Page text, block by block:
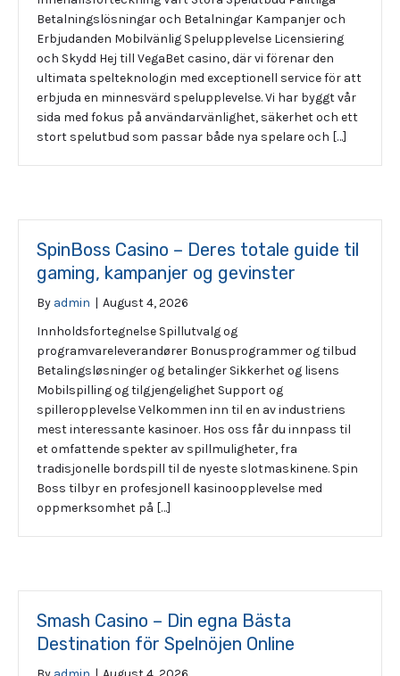
Betalningslösningar och Betalningar Kampanjer och
Erbjudanden Mobilvänlig Spelupplevelse Licensiering
och Skydd Hej till VegaBet casino, där vi förenar den
ultimata spelteknologin med exceptionell service för att
erbjuda en minnesvärd spelupplevelse. Vi har byggt vår
sida med fokus på användarvänlighet, säkerhet och ett
stort spelutbud som passar både nya spelare och […]
SpinBoss Casino – Deres totale guide til
gaming, kampanjer og gevinster
By admin | August 4, 2026
Innholdsfortegnelse Spillutvalg og
programvareleverandører Bonusprogrammer og tilbud
Betalingsløsninger og betalinger Sikkerhet og lisens
Mobilspilling og tilgjengelighet Support og
spilleropplevelse Velkommen inn til en av industriens
mest interessante kasinoer. Hos oss får du innpass til
et omfattende spekter av spillmuligheter, fra
tradisjonelle bordspill til de nyeste slotmaskinene. Spin
Boss tilbyr en profesjonell kasinoopplevelse med
oppmerksomhet på […]
Smash Casino – Din egna Bästa
Destination för Spelnöjen Online